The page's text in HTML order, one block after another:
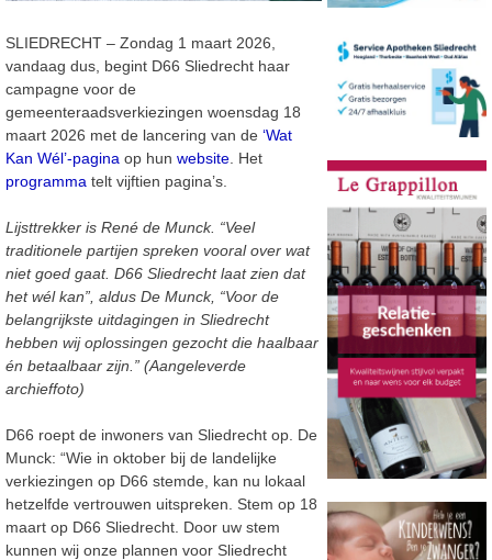
SLIEDRECHT – Zondag 1 maart 2026,
vandaag dus, begint D66 Sliedrecht haar
campagne voor de
gemeenteraadsverkiezingen woensdag 18
maart 2026 met de lancering van de ‘Wat
Kan Wél’-pagina op hun website . Het
programma telt vijftien pagina’s.
Lijsttrekker is René de Munck. “Veel
traditionele partijen spreken vooral over wat
niet goed gaat. D66 Sliedrecht laat zien dat
het wél kan”, aldus De Munck, “Voor de
belangrijkste uitdagingen in Sliedrecht
hebben wij oplossingen gezocht die haalbaar
én betaalbaar zijn.” (Aangeleverde
archieffoto)
D66 roept de inwoners van Sliedrecht op. De
Munck: “Wie in oktober bij de landelijke
verkiezingen op D66 stemde, kan nu lokaal
hetzelfde vertrouwen uitspreken. Stem op 18
maart op D66 Sliedrecht. Door uw stem
kunnen wij onze plannen voor Sliedrecht